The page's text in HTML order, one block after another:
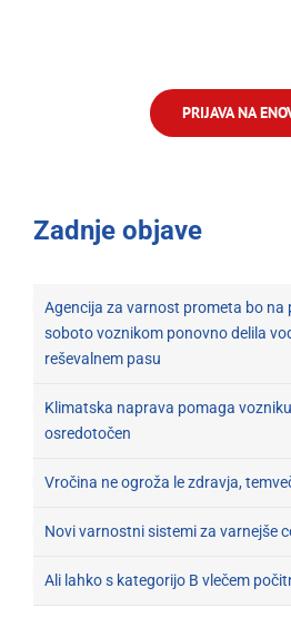
PRIJAVA NA
Zadnje objave
Agencija za varnost prometa bo na
soboto voznikom ponovno delila
reševalnem pasu
Klimatska naprava pomaga
osredotočen
Vročina ne ogroža le zdravja,
Novi varnostni sistemi za varnejše
Ali lahko s kategorijo B vlečem